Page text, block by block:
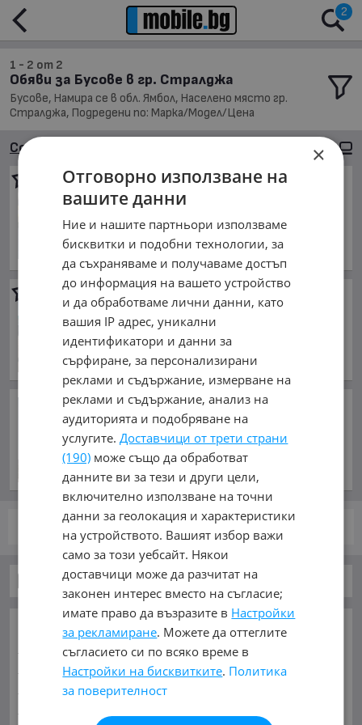
2
1 - 2 от 2
Обяви за Бусове в гр. Стралджа
Бусове, Намира се в обл. Ямбол, Населено място гр.
Стралджа, Подредени по: Марка/Модел/Цена
Сортиране Големи снимки
Mercedes-Benz Sprinter 316
Sprinter 316CDI 2.7
4 800 €
юли 2001 г., Дизелов
обл. Ямбол, гр. Стралджа
VW Crafter
10 000 €
октомври 2020 г., Дизелов
обл. Ямбол, гр. Стралджа
Размяна на ракети! Нов удар
на хутите е извършен
срещу град Мока
преди 2 часа и 42 минути
от 1
Бусове
ОСНОВНИ КАТЕГОРИИ В MOBILE.BG:
Карта на сайта Автомобили и Джипове
Камиони Мотоциклети Селскостопански
Индустриални Кари Каравани
×
Отговорно използване на
вашите данни
Ние и нашите партньори използваме
бисквитки и подобни технологии, за
да съхраняваме и получаваме достъп
до информация на вашето устройство
и да обработваме лични данни, като
вашия IP адрес, уникални
идентификатори и данни за
сърфиране, за персонализирани
реклами и съдържание, измерване на
реклами и съдържание, анализ на
аудиторията и подобряване на
услугите.Доставчици от трети страни
(190) може също да обработват
данните ви за тези и други цели,
включително използване на точни
данни за геолокация и характеристики
на устройството. Вашият избор важи
само за този уебсайт. Някои
доставчици може да разчитат на
законен интерес вместо на съгласие;
имате право да възразите в Настройки
за рекламиране. Можете да оттеглите
съгласието си по всяко време в
Настройки на бисквитките. Политика
за поверителност